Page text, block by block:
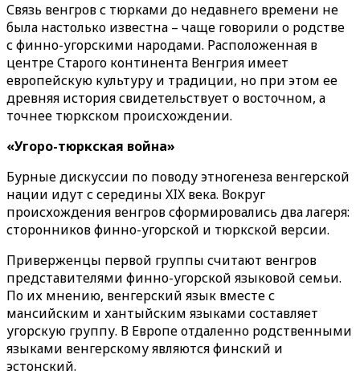
Связь венгров с тюрками до недавнего времени не
была настолько известна – чаще говорили о родстве
с финно-угорскими народами. Расположенная в
центре Старого континента Венгрия имеет
европейскую культуру и традиции, но при этом ее
древняя история свидетельствует о восточном, а
точнее тюркском происхождении.
«Угоро-тюркская война»
Бурные дискуссии по поводу этногенеза венгерской
нации идут с середины XIX века. Вокруг
происхождения венгров сформировались два лагеря:
сторонников финно-угорской и тюркской версии.
Приверженцы первой группы считают венгров
представителями финно-угорской языковой семьи.
По их мнению, венгерский язык вместе с
мансийским и хантыйским языками составляет
угорскую группу. В Европе отдаленно родственными
языками венгерскому являются финский и
эстонский.